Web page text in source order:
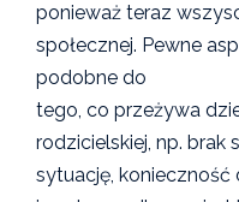
ponieważ teraz
społecznej. Pewne
podobne do
tego, co przeżywa
rodzicielskiej, np. brak
sytuację, konieczność